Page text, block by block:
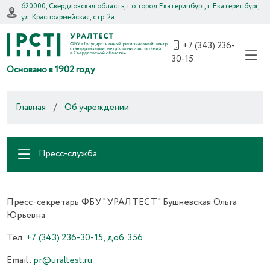
620000, Свердловская область, г.о. город Екатеринбург, г. Екатеринбург,
ул. Красноармейская, стр. 2а
Основано в 1902 году
+7 (343) 236-
30-15
Главная / Об учреждении
Пресс-служба
Пресс-секретарь ФБУ "УРАЛТЕСТ" Бушневская Ольга
Юрьевна
Тел. +7 (343) 236-30-15, доб. 356
Email:pr@uraltest.ru